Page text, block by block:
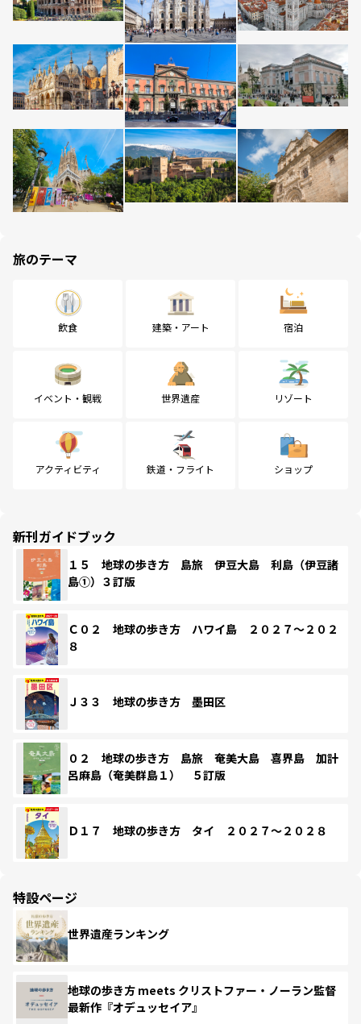
旅のテーマ
飲食 建築・アート 宿泊
イベント・観戦 世界遺産 リゾート
アクティビティ 鉄道・フライト ショップ
新刊ガイドブック
１５ 地球の歩き方 島旅 伊豆大島 利島（伊豆諸
島①）３訂版
Ｃ０２ 地球の歩き方 ハワイ島 ２０２７～２０２
８
Ｊ３３ 地球の歩き方 墨田区
０２ 地球の歩き方 島旅 奄美大島 喜界島 加計
呂麻島（奄美群島１） ５訂版
Ｄ１７ 地球の歩き方 タイ ２０２７～２０２８
特設ページ
世界遺産ランキング
地球の歩き方 meets クリストファー・ノーラン監督
最新作『オデュッセイア』